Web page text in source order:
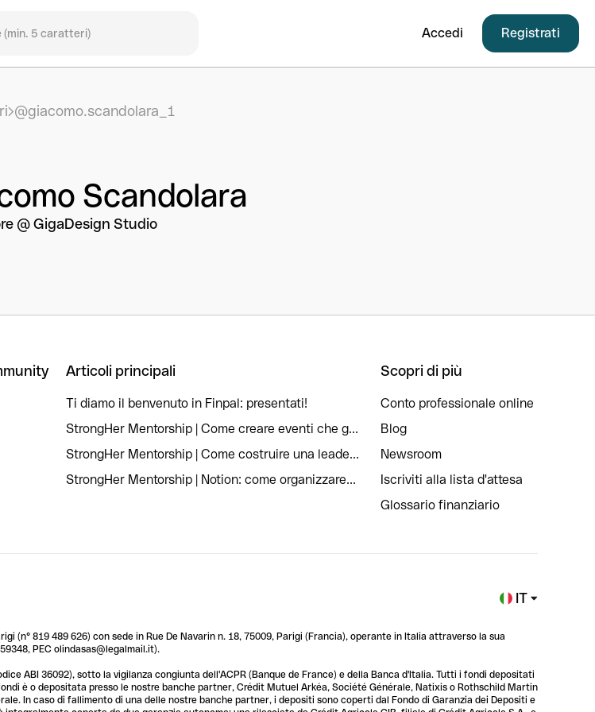
Accedi Registrati
@giacomo.scandolara_1
Scandolara
@ GigaDesign Studio
Articoli principali
Ti diamo il benvenuto in Finpal: presentati!
StrongHer Mentorship | Come creare eventi che g...
StrongHer Mentorship | Come costruire una leade...
StrongHer Mentorship | Notion: come organizzare...
Scopri di più
Conto professionale online
Blog
Newsroom
Iscriviti alla lista d'attesa
Glossario finanziario
IT
819 489 626) con sede in Rue De Navarin n. 18, 75009, Parigi (Francia), operante in Italia attraverso la sua
PEC olindasas@legalmail.it).
ABI 36092), sotto la vigilanza congiunta dell'ACPR (Banque de France) e della Banca d'Italia. Tutti i fondi depositati
è o depositata presso le nostre banche partner, Crédit Mutuel Arkéa, Société Générale, Natixis o Rothschild Martin
In caso di fallimento di una delle nostre banche partner, i depositi sono coperti dal Fondo di Garanzia dei Depositi e